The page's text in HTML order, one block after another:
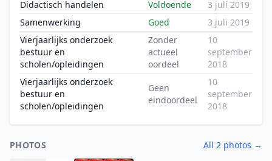
Didactisch handelen Voldoende
3 juli 2019
Samenwerking
Goed
3 juli 2019
Vierjaarlijks onderzoek
bestuur en
scholen/opleidingen
Zonder
actueel
oordeel
10
september
2018
Vierjaarlijks onderzoek
bestuur en
scholen/opleidingen
Geen
eindoordeel
10
september
2018
PHOTOS All 2 photos →